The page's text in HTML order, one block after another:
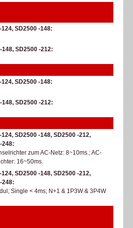
SD2500 -148
SD2500 -212
SD2500 -148
SD2500 -212
SD2500 -148, SD2500 -212,
248
zum AC-Netz: 8~10ms.; AC-
16~50ms.
SD2500 -148, SD2500 -212,
248
Single < 4ms; N+1 & 1P3W & 3P4W